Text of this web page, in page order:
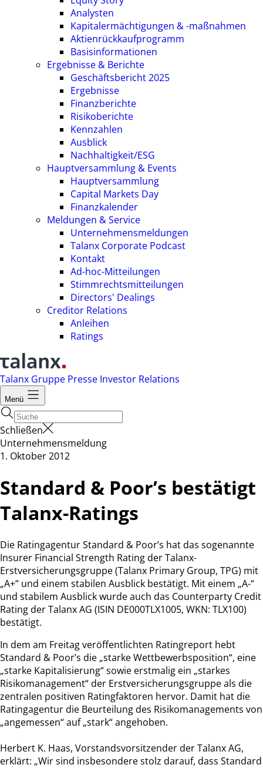
Analysten
Kapitalermächtigungen & -maßnahmen
Aktienrückkaufprogramm
Basisinformationen
Ergebnisse & Berichte
Geschäftsbericht 2025
Ergebnisse
Finanzberichte
Risikoberichte
Kennzahlen
Ausblick
Nachhaltigkeit/ESG
Hauptversammlung & Events
Hauptversammlung
Capital Markets Day
Finanzkalender
Meldungen & Service
Unternehmensmeldungen
Talanx Corporate Podcast
Kontakt
Ad-hoc-Mitteilungen
Stimmrechtsmitteilungen
Directors' Dealings
Creditor Relations
Anleihen
Ratings
Talanx Gruppe Presse Investor Relations
Menü
Schließen
Unternehmensmeldung
1. Oktober 2012
Standard & Poor’s bestätigt
Talanx-Ratings
Die Ratingagentur Standard & Poor’s hat das sogenannte
Insurer Financial Strength Rating der Talanx-
Erstversicherungsgruppe (Talanx Primary Group, TPG) mit
„A+“ und einem stabilen Ausblick bestätigt. Mit einem „A-“
und stabilem Ausblick wurde auch das Counterparty Credit
Rating der Talanx AG (ISIN DE000TLX1005, WKN: TLX100)
bestätigt.
In dem am Freitag veröffentlichten Ratingreport hebt
Standard & Poor’s die „starke Wettbewerbsposition“, eine
„starke Kapitalisierung“ sowie erstmalig ein „starkes
Risikomanagement“ der Erstversicherungsgruppe als die
zentralen positiven Ratingfaktoren hervor. Damit hat die
Ratingagentur die Beurteilung des Risikomanagements von
„angemessen“ auf „stark“ angehoben.
Herbert K. Haas, Vorstandsvorsitzender der Talanx AG,
erklärt: „Wir sind insbesondere stolz darauf, dass Standard